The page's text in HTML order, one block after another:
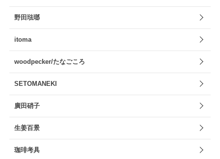
野田琺瑯
itoma
woodpecker/たなごころ
SETOMANEKI
廣田硝子
生姜百景
珈琲考具